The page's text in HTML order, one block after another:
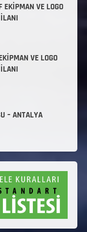
EKİPMAN VE LOGO
VE LOGO
– ANTALYA